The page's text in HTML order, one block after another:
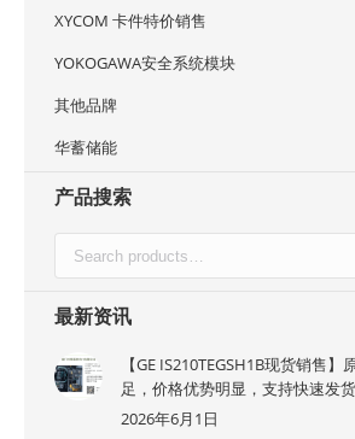
XYCOM 卡件特价销售
YOKOGAWA安全系统模块
其他品牌
华蓄储能
产品搜索
最新资讯
【GE IS210TEGSH1B现货销售
足，价格优势明显，支持快速发货
2026年6月1日